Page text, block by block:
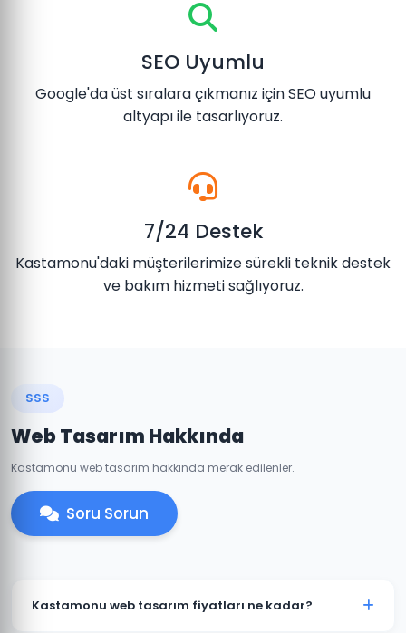
SEO Uyumlu
Google'da üst sıralara çıkmanız için SEO uyumlu
altyapı ile tasarlıyoruz.
7/24 Destek
Kastamonu'daki müşterilerimize sürekli teknik destek
ve bakım hizmeti sağlıyoruz.
SSS
Web Tasarım Hakkında
Kastamonu web tasarım hakkında merak edilenler.
Soru Sorun
Kastamonu web tasarım fiyatları ne kadar?